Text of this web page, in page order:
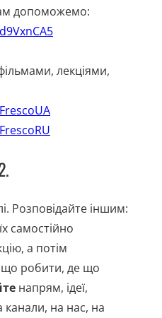
допоможемо:
лекціями,
Розповідайте іншим:
самостійно
а потім
що робити, де що
напрям, ідеї,
на нас, на